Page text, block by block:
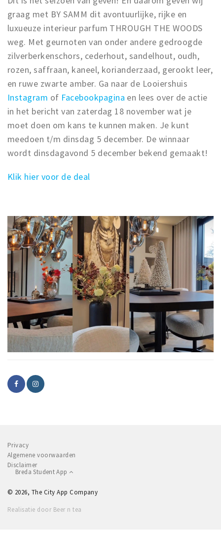
graag met BY SAMM dit avontuurlijke, rijke en
luxueuze interieur parfum THROUGH THE WOODS
weg. Met geurnoten van onder andere gedroogde
zilverberkenschors, cederhout, sandelhout, oudh,
rozen, saffraan, kaneel, korianderzaad, gerookt leer,
en ruwe zwarte amber. Ga naar de Looiershuis
Instagram of Facebookpagina en lees over de actie
in het bericht van zaterdag 18 november wat je
moet doen om kans te kunnen maken. Je kunt
meedoen t/m dinsdag 5 december. De winnaar
wordt dinsdagavond 5 december bekend gemaakt!
Klik hier voor de deal
Privacy
Algemene voorwaarden
Disclaimer
Breda Student App
© 2026, The City App Company
Realisatie door Beer n tea